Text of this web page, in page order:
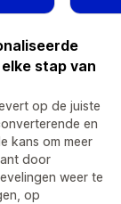
stap van
op de juiste
en
kans om meer
door
weer te
op